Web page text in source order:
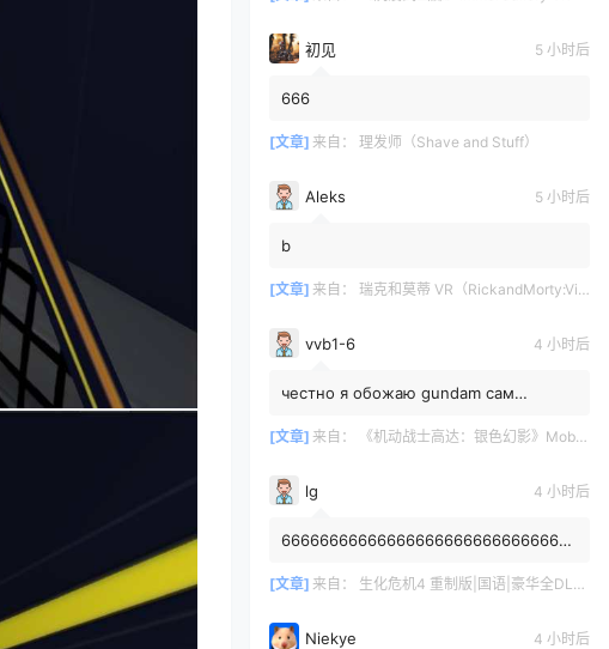
初见 5 小时后
666
[文章] 来自： 理发师（Shave and Stuff）
Aleks 5 小时后
b
[文章] 来自： 瑞克和莫蒂 VR（RickandMorty:VirtualRick-ality）
vvb1-6 4 小时后
честно я обожаю gundam сам
1/144 а так я пропустил хайп данно...
[文章] 来自： 《机动战士高达：银色幻影》Mobile Suit Gundam: Silver Phantom
lg 4 小时后
6666666666666666666666666666666
[文章] 来自： 生化危机4 重制版|国语|豪华全DLC（Resident Evil 4 VR）
Niekye 4 小时后